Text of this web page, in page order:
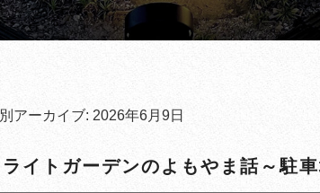
アーカイブ: 2026年6月9日
ライトガーデンのよもやま話～駐